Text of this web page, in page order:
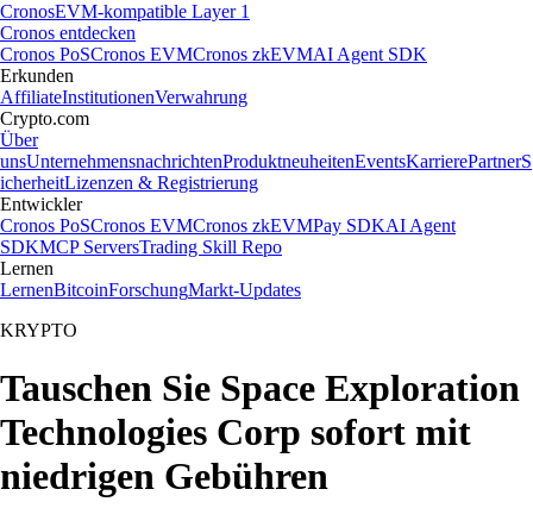
CronosEVM-kompatible Layer 1
Cronos entdecken
Cronos PoSCronos EVMCronos zkEVMAI Agent SDK
Erkunden
AffiliateInstitutionenVerwahrung
Crypto.com
Über
unsUnternehmensnachrichtenProduktneuheitenEventsKarrierePartnerS
icherheitLizenzen & Registrierung
Entwickler
Cronos PoSCronos EVMCronos zkEVMPay SDKAI Agent
SDKMCP ServersTrading Skill Repo
Lernen
LernenBitcoinForschungMarkt-Updates
KRYPTO
Tauschen Sie Space Exploration
Technologies Corp sofort mit
niedrigen Gebühren